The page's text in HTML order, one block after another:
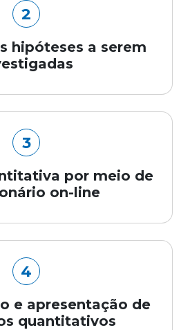
2
hipóteses a serem
3
por meio de
on-line
4
e apresentação de
quantitativos